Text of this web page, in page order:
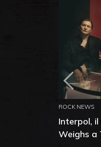
ROCK NEWS
Interpol,
Weighs a